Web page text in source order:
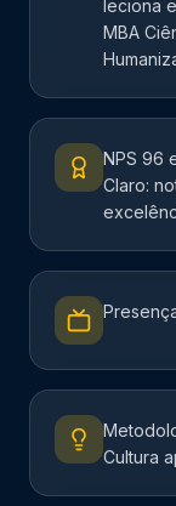
leciona
MBA
NPS 96
Claro:
Cultura